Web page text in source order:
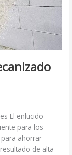
El enlucido
para los
ahorrar
de alta